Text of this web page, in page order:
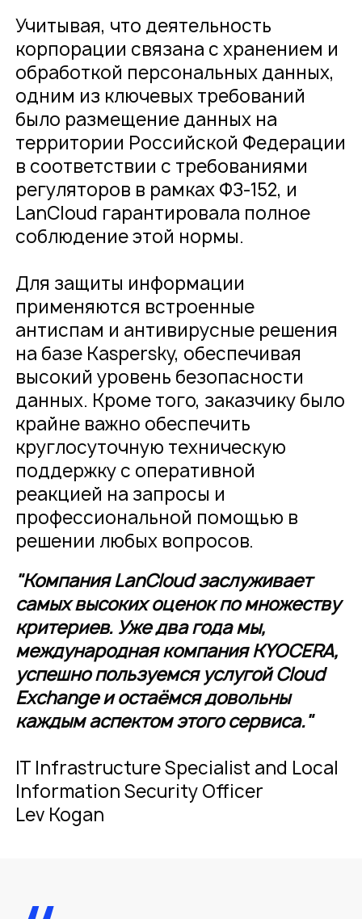
Учитывая, что деятельность
корпорации связана с хранением и
обработкой персональных данных,
одним из ключевых требований
было размещение данных на
территории Российской Федерации
в соответствии с требованиями
регуляторов в рамках ФЗ-152, и
LanCloud гарантировала полное
соблюдение этой нормы.
Для защиты информации
применяются встроенные
антиспам и антивирусные решения
на базе Kaspersky, обеспечивая
высокий уровень безопасности
данных. Кроме того, заказчику было
крайне важно обеспечить
круглосуточную техническую
поддержку с оперативной
реакцией на запросы и
профессиональной помощью в
решении любых вопросов.
"Компания LanCloud заслуживает
самых высоких оценок по множеству
критериев. Уже два года мы,
международная компания KYOCERA,
успешно пользуемся услугой Cloud
Exchange и остаёмся довольны
каждым аспектом этого сервиса."
IT Infrastructure Specialist and Local
Information Security Officer
Lev Kogan